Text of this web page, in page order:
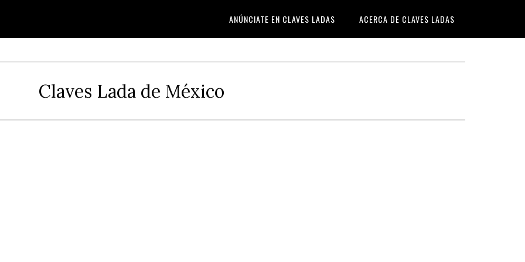
ANÚNCIATE EN CLAVES LADAS ACERCA DE CLAVES LADAS
Claves Lada de México